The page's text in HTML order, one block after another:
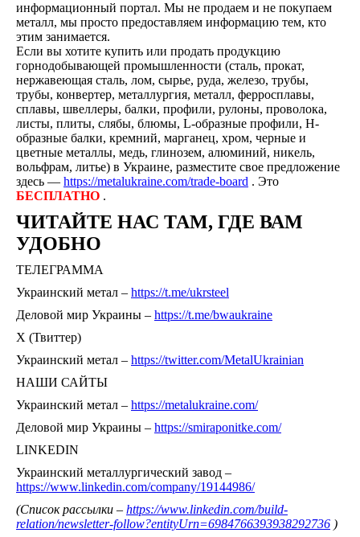
информационный портал. Мы не продаем и не покупаем
металл, мы просто предоставляем информацию тем, кто
этим занимается.
Если вы хотите купить или продать продукцию
горнодобывающей промышленности (сталь, прокат,
нержавеющая сталь, лом, сырье, руда, железо, трубы,
трубы, конвертер, металлургия, металл, ферросплавы,
сплавы, швеллеры, балки, профили, рулоны, проволока,
листы, плиты, слябы, блюмы, L-образные профили, H-
образные балки, кремний, марганец, хром, черные и
цветные металлы, медь, глинозем, алюминий, никель,
вольфрам, литье) в Украине, разместите свое предложение
здесь — https://metalukraine.com/trade-board . Это
БЕСПЛАТНО .
ЧИТАЙТЕ НАС ТАМ, ГДЕ ВАМ
УДОБНО
ТЕЛЕГРАММА
Украинский метал – https://t.me/ukrsteel
Деловой мир Украины – https://t.me/bwaukraine
Х (Твиттер)
Украинский метал – https://twitter.com/MetalUkrainian
НАШИ САЙТЫ
Украинский метал – https://metalukraine.com/
Деловой мир Украины – https://smiraponitke.com/
LINKEDIN
Украинский металлургический завод –
https://www.linkedin.com/company/19144986/
(Список рассылки – https://www.linkedin.com/build-
relation/newsletter-follow?entityUrn=6984766393938292736 )